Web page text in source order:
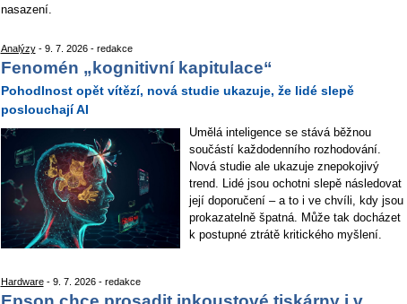
nasazení.
Analýzy- 9. 7. 2026 - redakce
Fenomén „kognitivní kapitulace“
Pohodlnost opět vítězí, nová studie ukazuje, že lidé slepě
poslouchají AI
Umělá inteligence se stává běžnou
součástí každodenního rozhodování.
Nová studie ale ukazuje znepokojivý
trend. Lidé jsou ochotni slepě následovat
její doporučení – a to i ve chvíli, kdy jsou
prokazatelně špatná. Může tak docházet
k postupné ztrátě kritického myšlení.
Hardware- 9. 7. 2026 - redakce